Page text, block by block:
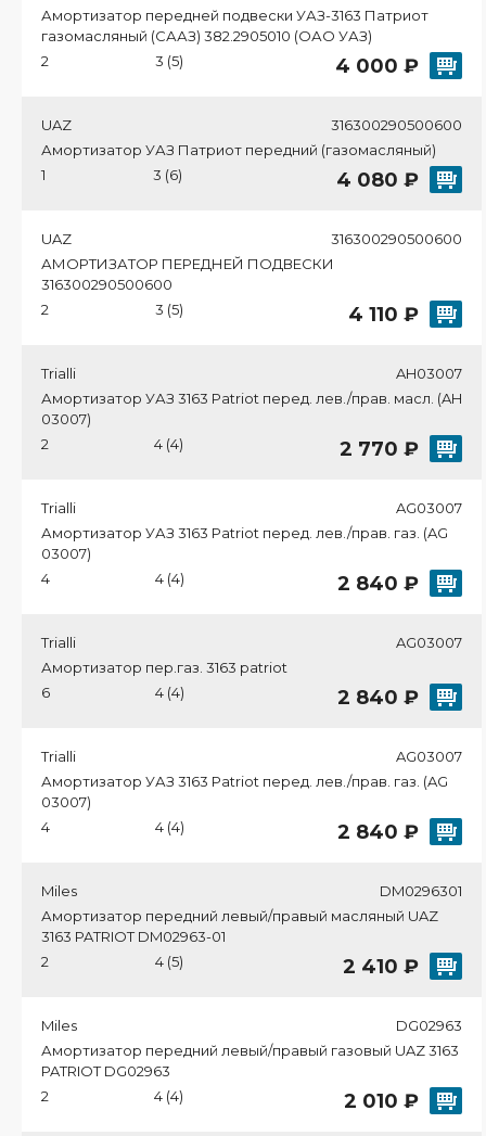
Амортизатор передней подвески УАЗ-3163 Патриот
газомасляный (СААЗ) 382.2905010 (ОАО УАЗ)
2
3 (5) 4 000 ₽
UAZ
316300290500600
Амортизатор УАЗ Патриот передний (газомасляный)
1
3 (6) 4 080 ₽
UAZ
316300290500600
АМОРТИЗАТОР ПЕРЕДНЕЙ ПОДВЕСКИ
316300290500600
2
3 (5) 4 110 ₽
Trialli
AH03007
Амортизатор УАЗ 3163 Patriot перед. лев./прав. масл. (AH
03007)
2
4 (4) 2 770 ₽
Trialli
AG03007
Амортизатор УАЗ 3163 Patriot перед. лев./прав. газ. (AG
03007)
4
4 (4) 2 840 ₽
Trialli
AG03007
Амортизатор пер.газ. 3163 patriot
6
4 (4) 2 840 ₽
Trialli
AG03007
Амортизатор УАЗ 3163 Patriot перед. лев./прав. газ. (AG
03007)
4
4 (4) 2 840 ₽
Miles
DM0296301
Амортизатор передний левый/правый масляный UAZ
3163 PATRIOT DM02963-01
2
4 (5) 2 410 ₽
Miles
DG02963
Амортизатор передний левый/правый газовый UAZ 3163
PATRIOT DG02963
2
4 (4) 2 010 ₽